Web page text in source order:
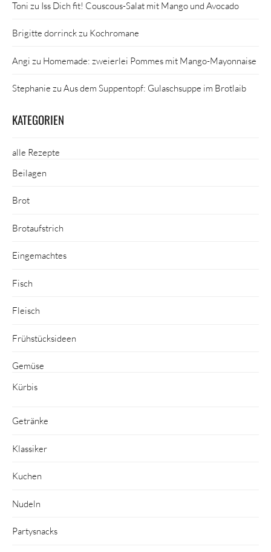
Toni zu Iss Dich fit! Couscous-Salat mit Mango und Avocado
Brigitte dorrinckzu Kochromane
Angi zu Homemade: zweierlei Pommes mit Mango-Mayonnaise
Stephanie zu Aus dem Suppentopf: Gulaschsuppe im Brotlaib
KATEGORIEN
alle Rezepte
Beilagen
Brot
Brotaufstrich
Eingemachtes
Fisch
Fleisch
Frühstücksideen
Gemüse
Kürbis
Getränke
Klassiker
Kuchen
Nudeln
Partysnacks